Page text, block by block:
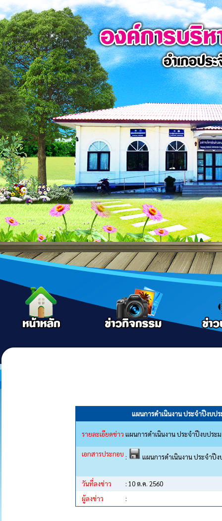
แผนการดำเนินงาน ประจำปีงบป
รายละเอียดข่าว แผนการดำเนินงาน ประจำปีงบประ
เอกสารประกอบ : แผนการดำเนินงาน ประจำปี
วันที่ลงข่าว
: 10 ต.ค. 2560
ผู้ลงข่าว
: